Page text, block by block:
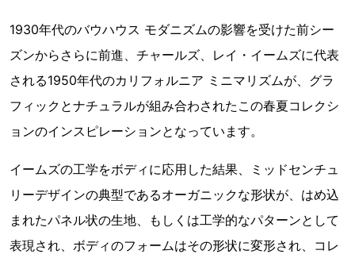
1930年代のバウハウス モダニズムの影響を受けた前シー
ズンからさらに前進、チャールズ、レイ・イームズに代表
される1950年代のカリフォルニア ミニマリズムが、グラ
フィックとナチュラルが組み合わされたこの春夏コレクシ
ョンのインスピレーションとなっています。
イームズの工学をボディに応用した結果、ミッドセンチュ
リーデザインの典型であるオーガニックな形状が、はめ込
まれたパネル状の生地、もしくは工学的なパターンとして
表現され、ボディのフォームはその形状に変形され、コレ